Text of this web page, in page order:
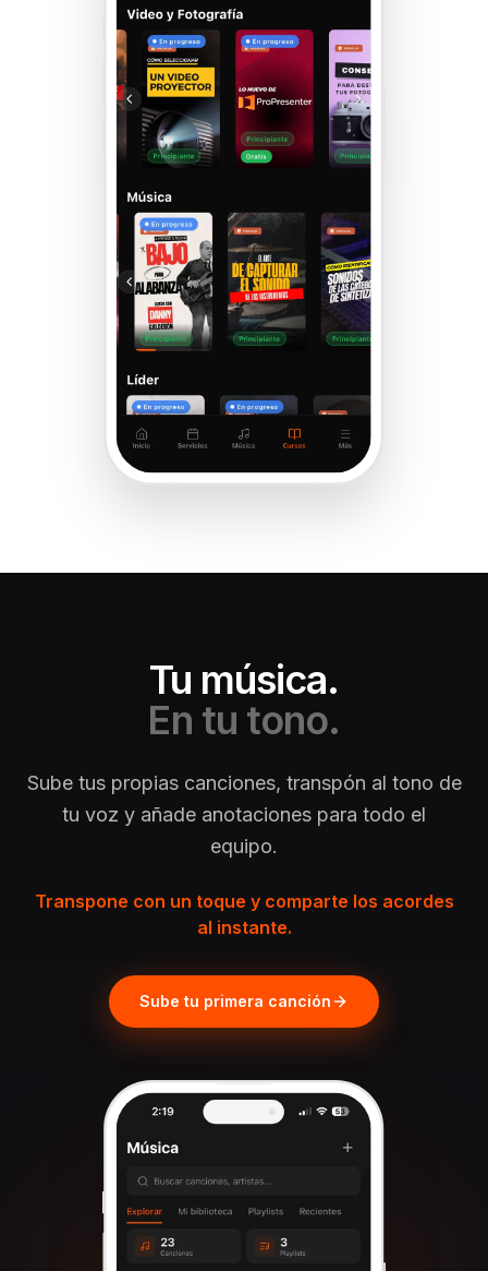
Tu música.
En tu tono.
Sube tus propias canciones, transpón al tono de
tu voz y añade anotaciones para todo el
equipo.
Transpone con un toque y comparte los acordes
al instante.
Sube tu primera canción